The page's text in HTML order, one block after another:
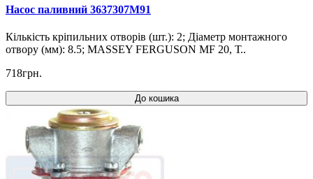
Насос паливний 3637307M91
Кількість кріпильних отворів (шт.): 2; Діаметр монтажного
отвору (мм): 8.5; MASSEY FERGUSON MF 20, Т..
718грн.
До кошика